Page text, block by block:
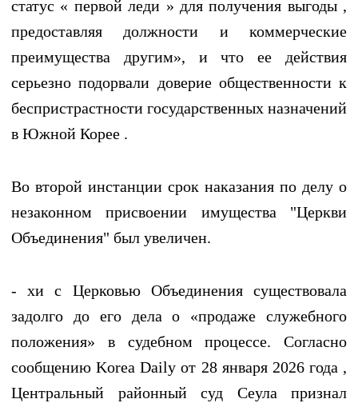
статус « первой леди » для получения выгоды ,
предоставляя должности и коммерческие
преимущества другим», и что ее действия
серьезно подорвали доверие общественности к
беспристрастности государственных назначений
в Южной Корее .
Во второй инстанции срок наказания по делу о
незаконном присвоении имущества "Церкви
Объединения" был увеличен.
- хи с Церковью Объединения существовала
задолго до его дела о «продаже служебного
положения» в судебном процессе. Согласно
сообщению Korea Daily от 28 января 2026 года ,
Центральный районный суд Сеула признал